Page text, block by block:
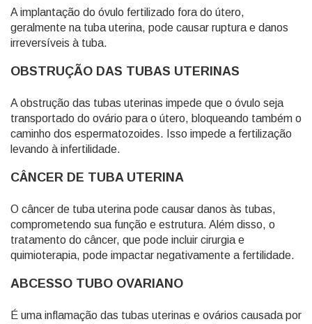
A implantação do óvulo fertilizado fora do útero,
geralmente na tuba uterina, pode causar ruptura e danos
irreversíveis à tuba.
OBSTRUÇÃO DAS TUBAS UTERINAS
A obstrução das tubas uterinas impede que o óvulo seja
transportado do ovário para o útero, bloqueando também o
caminho dos espermatozoides. Isso impede a fertilização
levando à infertilidade.
CÂNCER DE TUBA UTERINA
O câncer de tuba uterina pode causar danos às tubas,
comprometendo sua função e estrutura. Além disso, o
tratamento do câncer, que pode incluir cirurgia e
quimioterapia, pode impactar negativamente a fertilidade.
ABCESSO TUBO OVARIANO
É uma inflamação das tubas uterinas e ovários causada por